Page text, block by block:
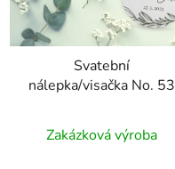
Svatební
nálepka/visačka No. 53
Zakázková výroba